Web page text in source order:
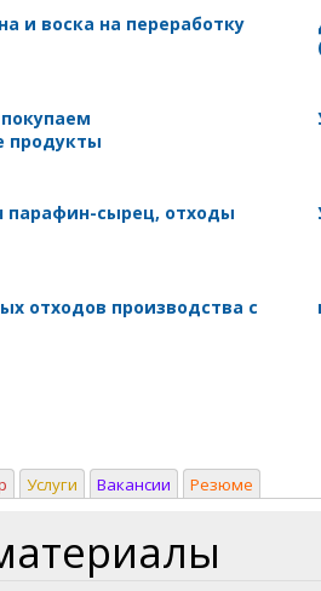
и воска на переработку
продукты
парафин-сырец, отходы
отходов производства с
Услуги Вакансии Резюме